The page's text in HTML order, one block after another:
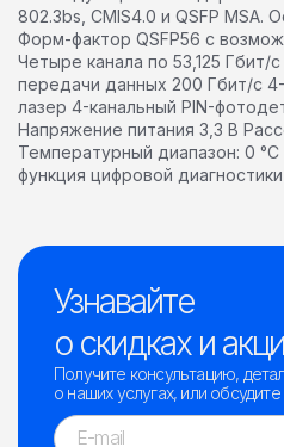
802.3bs, CMIS4.0 и QSFP MSA.
Форм-фактор QSFP56 с
Четыре канала по 53,125
передачи данных 200 Гбит/с
лазер 4-канальный PIN-
Напряжение питания 3,3 В
Температурный диапазон: 0
функция цифровой
Узнавайте
о скидках и
Получите консультацию,
о наших услугах, или